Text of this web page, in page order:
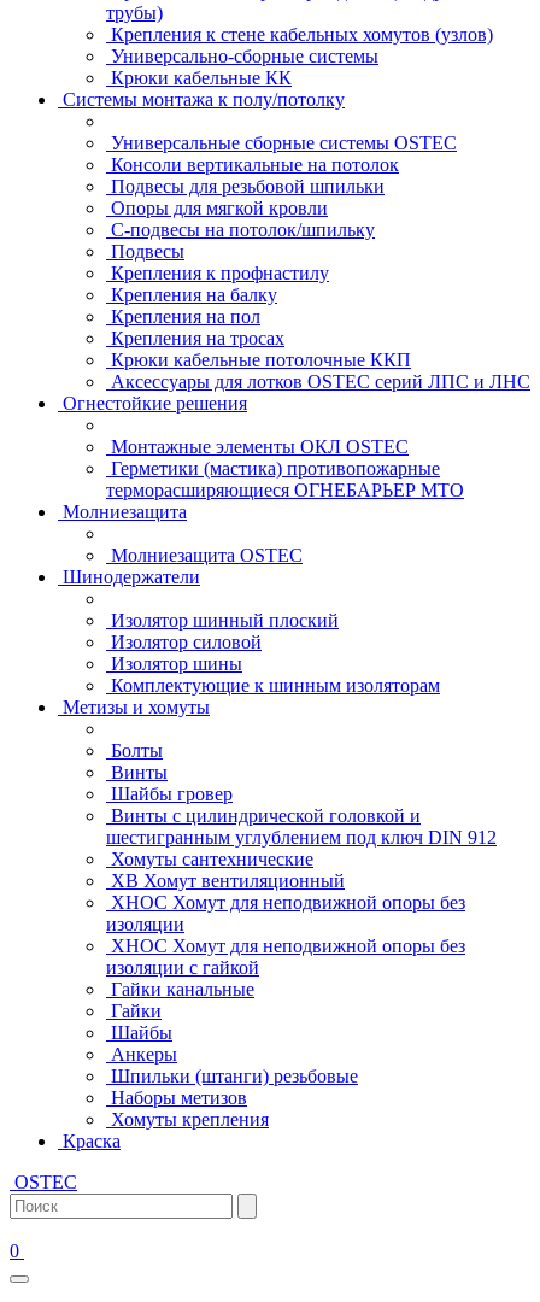
трубы)
Крепления к стене кабельных хомутов (узлов)
Универсально-сборные системы
Крюки кабельные КК
Системы монтажа к полу/потолку
Универсальные сборные системы OSTEC
Консоли вертикальные на потолок
Подвесы для резьбовой шпильки
Опоры для мягкой кровли
С-подвесы на потолок/шпильку
Подвесы
Крепления к профнастилу
Крепления на балку
Крепления на пол
Крепления на тросах
Крюки кабельные потолочные ККП
Аксессуары для лотков OSTEC серий ЛПС и ЛНС
Огнестойкие решения
Монтажные элементы ОКЛ OSTEC
Герметики (мастика) противопожарные
терморасширяющиеся ОГНЕБАРЬЕР МТО
Молниезащита
Молниезащита OSTEC
Шинодержатели
Изолятор шинный плоский
Изолятор силовой
Изолятор шины
Комплектующие к шинным изоляторам
Метизы и хомуты
Болты
Винты
Шайбы гровер
Винты с цилиндрической головкой и
шестигранным углублением под ключ DIN 912
Хомуты сантехнические
ХВ Хомут вентиляционный
ХНОС Хомут для неподвижной опоры без
изоляции
ХНОС Хомут для неподвижной опоры без
изоляции с гайкой
Гайки канальные
Гайки
Шайбы
Анкеры
Шпильки (штанги) резьбовые
Наборы метизов
Хомуты крепления
Краска
OSTEC
0